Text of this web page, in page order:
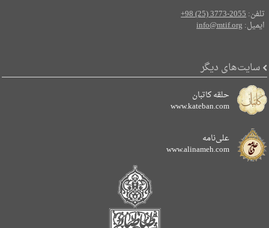
تلفن:+98 (25) 3773-2055
ایمیل:info@mtif.org
سایت‌های دیگر
حلقه کاتبان
www.kateban.com
علی‌نامه
www.alinameh.com